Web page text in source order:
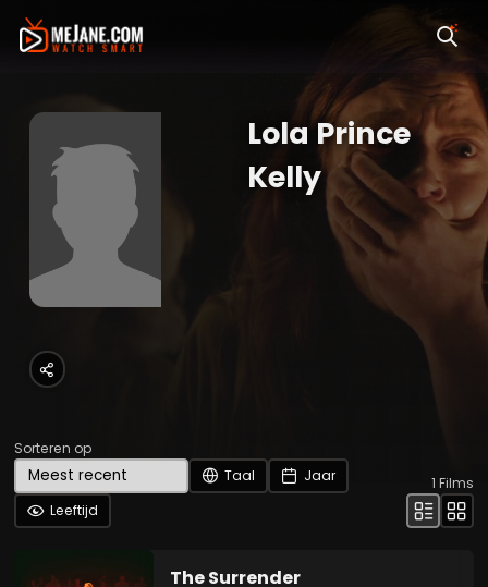
Lola Prince
Kelly
Sorteren op
Taal
Jaar
Leeftijd
1 Films
The Surrender